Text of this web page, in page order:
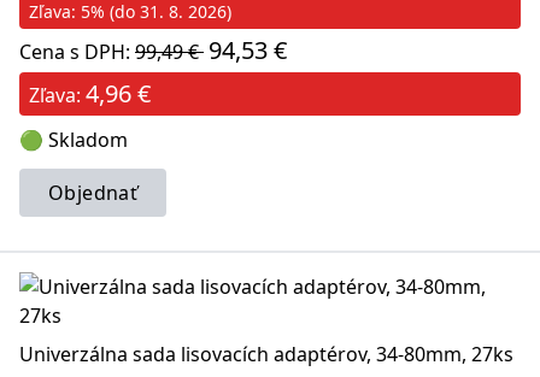
Zľava: 5% (do 31. 8. 2026)
Cena s DPH: 99,49 € 94,53 €
Zľava: 4,96 €
🟢 Skladom
Objednať
Univerzálna sada lisovacích adaptérov, 34-80mm, 27ks